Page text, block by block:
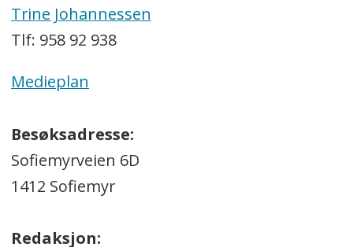
Trine Johannessen
Tlf: 958 92 938
Medieplan
Besøksadresse:
Sofiemyrveien 6D
1412 Sofiemyr
Redaksjon: